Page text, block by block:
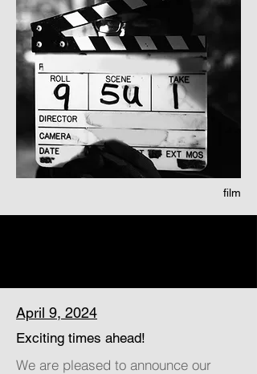
film
April 9, 2024
Exciting times ahead!
We are pleased to announce our